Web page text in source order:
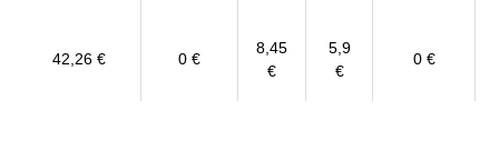
42,26 € 0 €
8,45
€
5,9
€
0 €